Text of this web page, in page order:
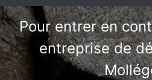
Pour entrer en
entreprise de